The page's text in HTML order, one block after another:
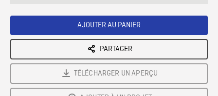
AJOUTER AU PANIER
PARTAGER
TÉLÉCHARGER UN APERÇU